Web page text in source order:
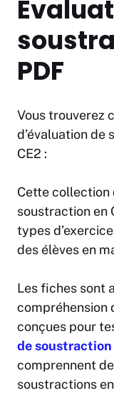
PDF
Vous trouverez
d’évaluation de
CE2 :
Cette collection
soustraction en
types
des élèves en
Les fiches sont
compréhension
conçues pour
de soustraction
comprennent
soustractions